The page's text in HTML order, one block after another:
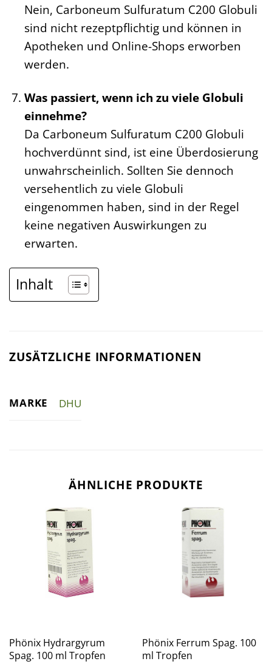
Nein, Carboneum Sulfuratum C200 Globuli
sind nicht rezeptpflichtig und können in
Apotheken und Online-Shops erworben
werden.
Was passiert, wenn ich zu viele Globuli
einnehme?
Da Carboneum Sulfuratum C200 Globuli
hochverdünnt sind, ist eine Überdosierung
unwahrscheinlich. Sollten Sie dennoch
versehentlich zu viele Globuli
eingenommen haben, sind in der Regel
keine negativen Auswirkungen zu
erwarten.
Inhalt
ZUSÄTZLICHE INFORMATIONEN
MARKE DHU
ÄHNLICHE PRODUKTE
Phönix Hydrargyrum
Spag. 100 ml Tropfen
Phönix Ferrum Spag. 100
ml Tropfen